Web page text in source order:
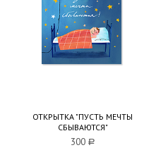
ОТКРЫТКА "ПУСТЬ МЕЧТЫ
СБЫВАЮТСЯ"
300 a